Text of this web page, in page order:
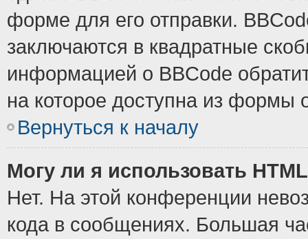
форме для его отправки.
заключаются в квадратные
информацией о BBCode
на которое доступна из формы
Вернуться к началу
Могу ли я использовать
Нет. На этой конференции
кода в сообщениях. Большая